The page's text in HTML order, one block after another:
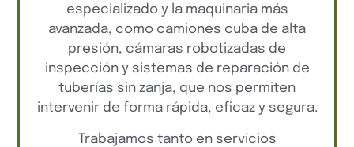
especializado y la maquinaria más
avanzada, como camiones cuba de alta
presión, cámaras robotizadas de
inspección y sistemas de reparación de
tuberías sin zanja, que nos permiten
intervenir de forma rápida, eficaz y segura.
Trabajamos tanto en servicios